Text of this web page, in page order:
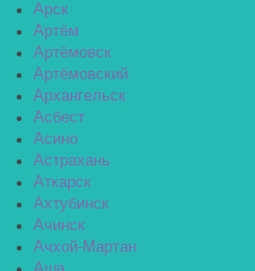
Арск
Артём
Артёмовск
Артёмовский
Архангельск
Асбест
Асино
Астрахань
Аткарск
Ахтубинск
Ачинск
Ачхой-Мартан